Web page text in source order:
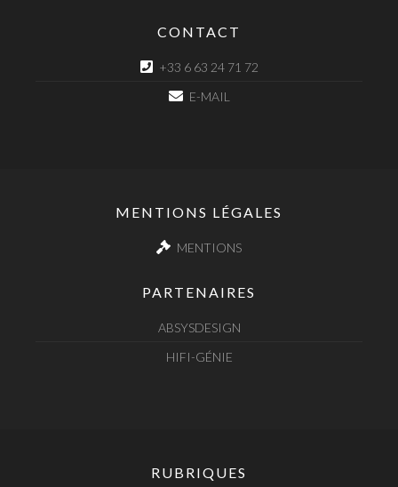
CONTACT
+33 6 63 24 71 72
E-MAIL
MENTIONS LÉGALES
MENTIONS
PARTENAIRES
ABSYSDESIGN
HIFI-GÉNIE
RUBRIQUES